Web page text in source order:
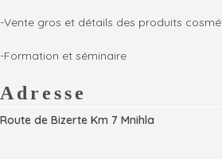
-Vente gros et détails des produits
-Formation et séminaire
Adresse
Route de Bizerte Km 7 Mnihla